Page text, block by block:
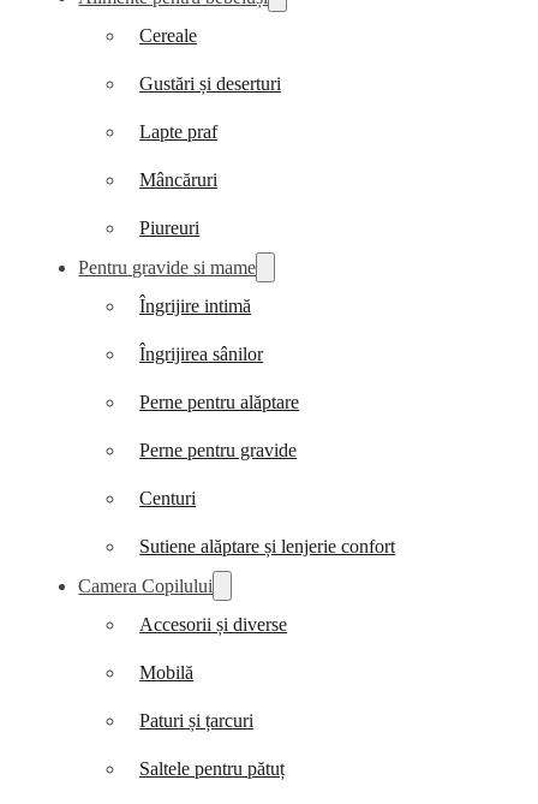
Cereale
Gustări și deserturi
Lapte praf
Mâncăruri
Piureuri
Pentru gravide si mame
Îngrijire intimă
Îngrijirea sânilor
Perne pentru alăptare
Perne pentru gravide
Centuri
Sutiene alăptare și lenjerie confort
Camera Copilului
Accesorii și diverse
Mobilă
Paturi și țarcuri
Saltele pentru pătuț